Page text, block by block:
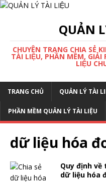
QUẢN
CHUYÊN TRANG CHIA SẺ
TÀI LIỆU, PHẦN MỀM, GIẢI
LIỆU
TRANG CHỦ QUẢN LÝ TÀI
PHẦN MỀM QUẢN LÝ TÀI LIỆU
dữ liệu hóa
Quy định
dữ liệu hóa